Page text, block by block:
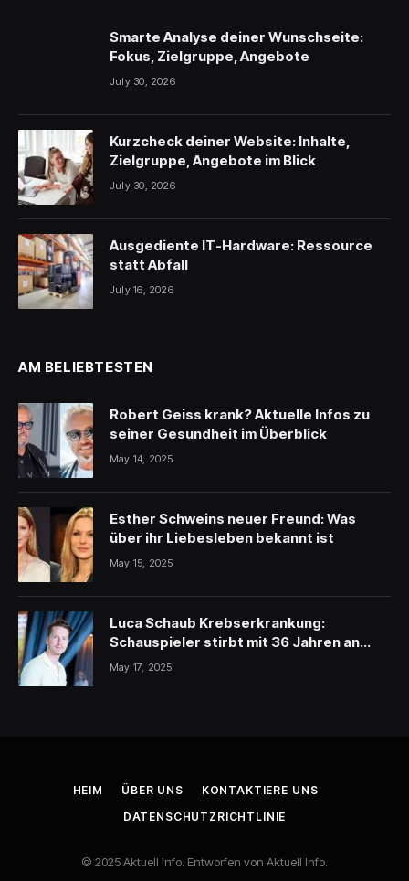
Smarte Analyse deiner Wunschseite:
Fokus, Zielgruppe, Angebote
July 30, 2026
Kurzcheck deiner Website: Inhalte,
Zielgruppe, Angebote im Blick
July 30, 2026
Ausgediente IT-Hardware: Ressource
statt Abfall
July 16, 2026
AM BELIEBTESTEN
Robert Geiss krank? Aktuelle Infos zu
seiner Gesundheit im Überblick
May 14, 2025
Esther Schweins neuer Freund: Was
über ihr Liebesleben bekannt ist
May 15, 2025
Luca Schaub Krebserkrankung:
Schauspieler stirbt mit 36 Jahren an
schwerer Krankheit
May 17, 2025
HEIM ÜBER UNS
KONTAKTIERE UNS
DATENSCHUTZRICHTLINIE
© 2025 Aktuell Info. Entworfen von Aktuell Info.